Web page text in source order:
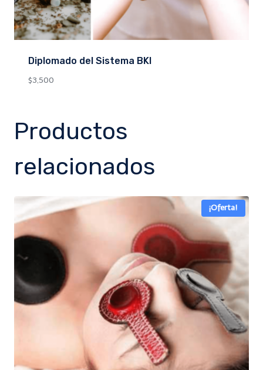
Diplomado del Sistema BKI
$3,500
Productos
relacionados
¡Oferta!